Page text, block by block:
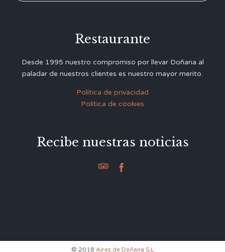
Restaurante
Desde 1995 nuestro compromiso por llevar Doñana al
paladar de nuestros clientes es nuestro mayor merito.
Política de privacidad
Política de cookies
Recibe nuestras noticias
 
© 2018 Aires de Doñana S.L